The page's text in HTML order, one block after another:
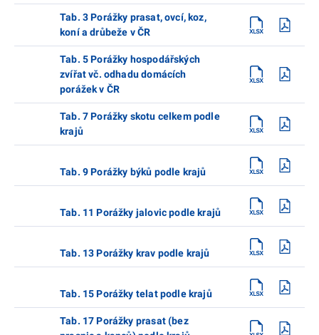
Tab. 3 Porážky prasat, ovcí, koz,
koní a drůbeže v ČR
Tab. 5 Porážky hospodářských
zvířat vč. odhadu domácích
porážek v ČR
Tab. 7 Porážky skotu celkem podle
krajů
Tab. 9 Porážky býků podle krajů
Tab. 11 Porážky jalovic podle krajů
Tab. 13 Porážky krav podle krajů
Tab. 15 Porážky telat podle krajů
Tab. 17 Porážky prasat (bez